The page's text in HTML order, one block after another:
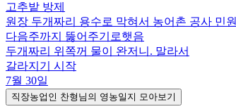
고추밭 방제
원장 두개짜리 용수로 막혀서 농어촌 공사 민원
다음주까지 뚫어주기로햇음
두개짜리 위쪽꺼 물이 완저니. 말라서
갈라지기 시작
7월 30일
직장농업인 찬형님의 영농일지 모아보기